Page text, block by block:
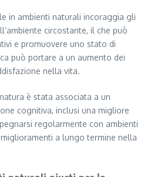
in ambienti naturali incoraggia gli
circostante, il che può
e promuovere uno stato di
può portare a un aumento dei
nella vita.
è stata associata a un
cognitiva, inclusi una migliore
regolarmente con ambienti
a lungo termine nella